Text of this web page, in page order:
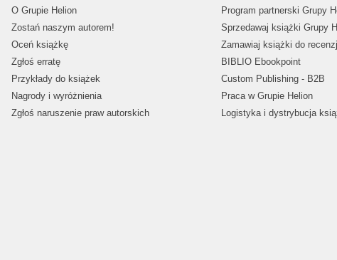
O Grupie Helion
Zostań naszym autorem!
Oceń książkę
Zgłoś erratę
Przykłady do książek
Nagrody i wyróżnienia
Zgłoś naruszenie praw autorskich
Program partnerski Grupy
Sprzedawaj książki Grupy
Zamawiaj książki do
BIBLIO Ebookpoint
Custom Publishing - B2B
Praca w Grupie Helion
Logistyka i dystrybucja